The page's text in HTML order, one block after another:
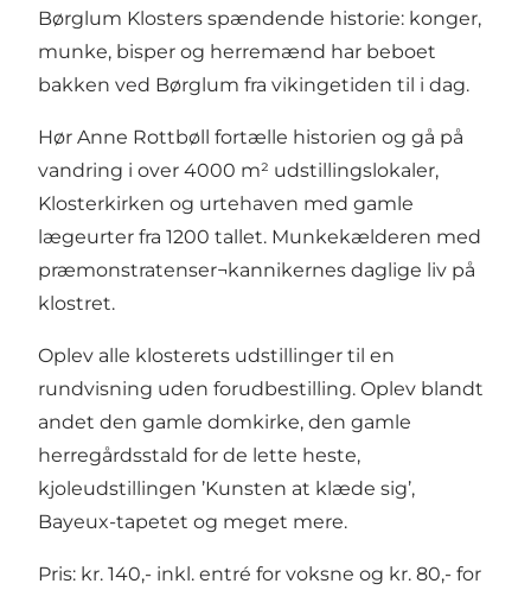
Børglum Klosters spændende historie: konger,
munke, bisper og herremænd har beboet
bakken ved Børglum fra vikingetiden til i dag.
Hør Anne Rottbøll fortælle historien og gå på
vandring i over 4000 m² udstillingslokaler,
Klosterkirken og urtehaven med gamle
lægeurter fra 1200 tallet. Munkekælderen med
præmonstratenser¬kannikernes daglige liv på
klostret.
Oplev alle klosterets udstillinger til en
rundvisning uden forudbestilling. Oplev blandt
andet den gamle domkirke, den gamle
herregårdsstald for de lette heste,
kjoleudstillingen ’Kunsten at klæde sig’,
Bayeux-tapetet og meget mere.
Pris: kr. 140,- inkl. entré for voksne og kr. 80,- for